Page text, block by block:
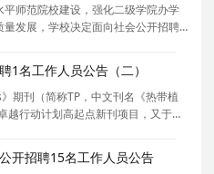
师范院校建设，强化二级学院办学
发展，学校决定面向社会公开招聘
《海南省事业单位公开招聘工作人
号）等有关规定，
1名工作人员公告（二）
期刊（简称TP，中文刊名《热带植
越行动计划高起点新刊项目，又于
库和中国科学引文数据库（CSCD）
领域的专业英文学
开招聘15名工作人员公告